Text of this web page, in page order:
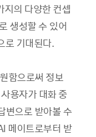
의 다양한 컨셉
생성할 수 있어
로 기대된다.
함으로써 정보
용자가 대화 중
변으로 받아볼 수
메이트로부터 받